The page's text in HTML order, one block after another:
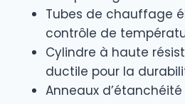
Tubes de chauffage
contrôle de
Cylindre à haute
ductile pour la
Anneaux